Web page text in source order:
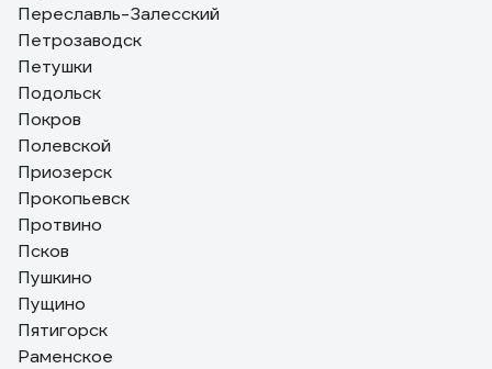
Переславль-Залесский
Петрозаводск
Петушки
Подольск
Покров
Полевской
Приозерск
Прокопьевск
Протвино
Псков
Пушкино
Пущино
Пятигорск
Раменское